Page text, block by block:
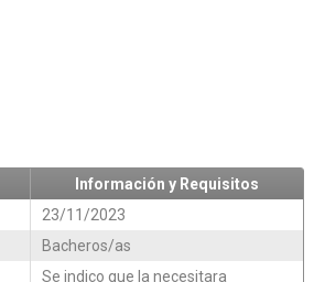
Información y Requisitos
23/11/2023
Bacheros/as
Se indico que la necesitara